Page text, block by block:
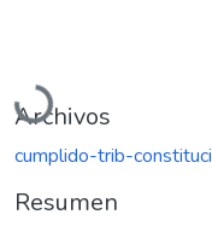
Cargando...
Archivos
cumplido-trib-
Resumen